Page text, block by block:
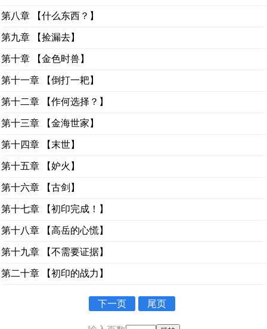
第八章 【什么东西？】
第九章 【捡漏去】
第十章 【金色时兽】
第十一章 【倒打一耙】
第十二章 【作何选择？】
第十三章 【金海世家】
第十四章 【末世】
第十五章 【妒火】
第十六章 【古剑】
第十七章 【初印完成！】
第十八章 【高岳的心慌】
第十九章 【不需要证据】
第二十章 【初印的战力】
下一页 尾页